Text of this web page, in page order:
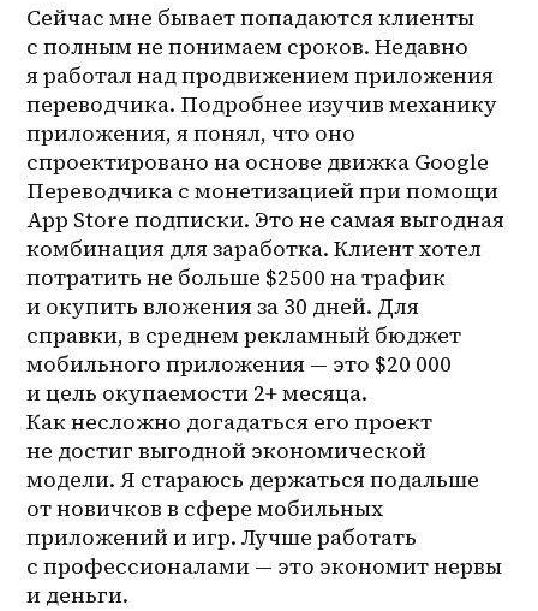
Сейчас мне бывает попадаются клиенты
с полным не понимаем сроков. Недавно
я работал над продвижением приложения
переводчика. Подробнее изучив механику
приложения, я понял, что оно
спроектировано на основе движка Google
Переводчика с монетизацией при помощи
App Store подписки. Это не самая выгодная
комбинация для заработка. Клиент хотел
потратить не больше $2500 на трафик
и окупить вложения за 30 дней. Для
справки, в среднем рекламный бюджет
мобильного приложения — это $20 000
и цель окупаемости 2+ месяца.
Как несложно догадаться его проект
не достиг выгодной экономической
модели. Я стараюсь держаться подальше
от новичков в сфере мобильных
приложений и игр. Лучше работать
с профессионалами — это экономит нервы
и деньги.